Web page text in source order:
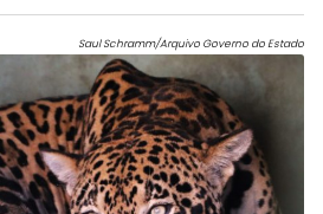
Saul Schramm/Arquivo Governo do Estado